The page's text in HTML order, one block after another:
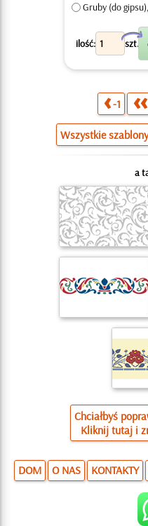
Gruby (do
ilość: szt.
X
-1
Wszystkie
a
Chciałbyś
Kliknij tutaj i
DOM O NAS KONTAKTY